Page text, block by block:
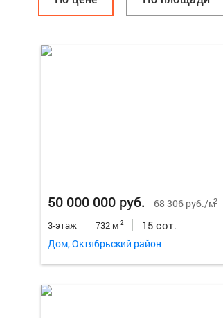
50 000 000 руб. 68 306 руб./м2
3-этаж 732 м2 15 сот.
Дом, Октябрьский район